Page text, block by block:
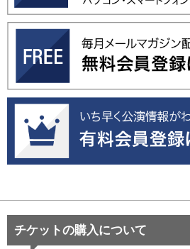
チケットの購入について